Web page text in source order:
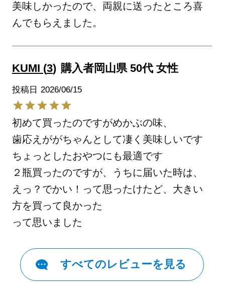
美味しかったので、両親に送ったところ喜
んでもらえました。
KUMI 3 購入者岡山県 50代 女性
投稿日 2026/06/15
初めて買ったのですがめかぶの味、
歯応えががちゃんとして凄く美味しいです
ちょっとしたおやつにも最適です
２瓶買ったのですが、うちに届いた時は、
えっ？でかい！って思ったけたど、大きい
方を買って良かった
って思いました
すべてのレビューを見る